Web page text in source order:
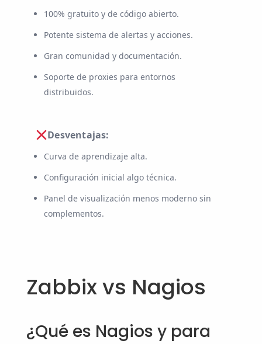
100% gratuito y de código abierto.
Potente sistema de alertas y acciones.
Gran comunidad y documentación.
Soporte de proxies para entornos
distribuidos.
Desventajas:
Curva de aprendizaje alta.
Configuración inicial algo técnica.
Panel de visualización menos moderno sin
complementos.
Zabbix vs Nagios
¿Qué es Nagios y para